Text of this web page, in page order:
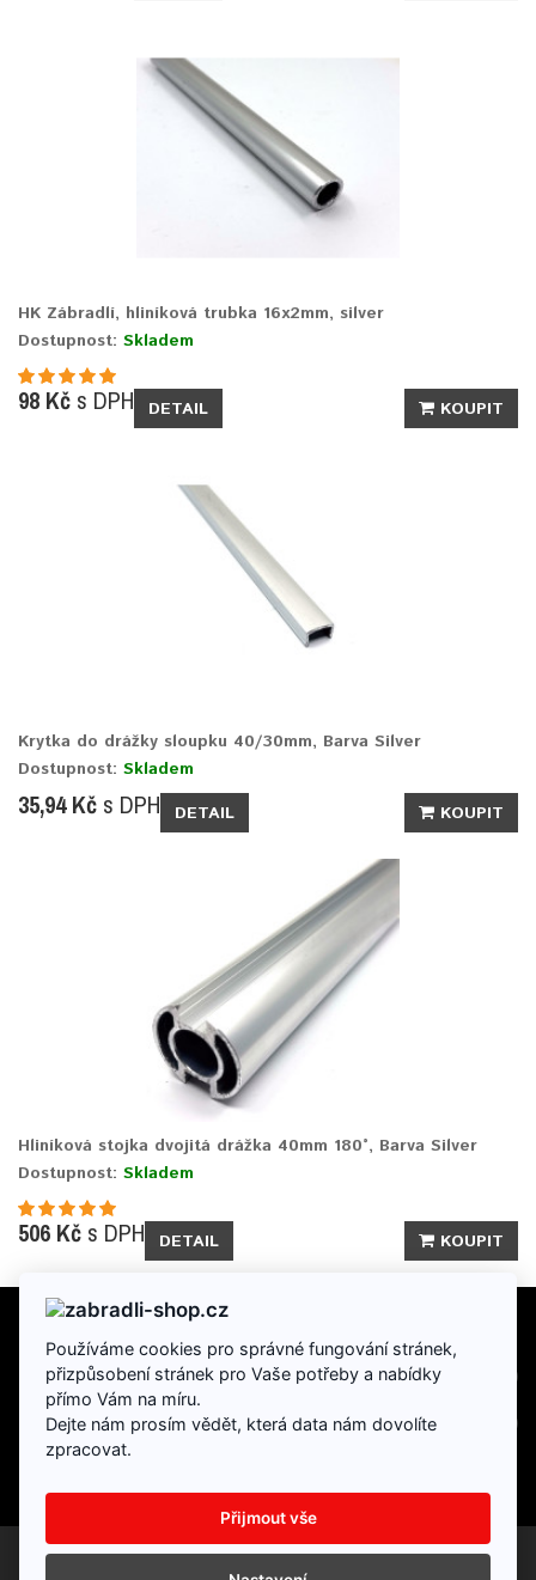
HK Zábradlí, hliníková trubka 16x2mm, silver
Dostupnost: Skladem
98 Kč s DPH DETAIL KOUPIT
Krytka do drážky sloupku 40/30mm, Barva Silver
Dostupnost: Skladem
35,94 Kč s DPH DETAIL KOUPIT
Hliníková stojka dvojitá drážka 40mm 180°, Barva Silver
Dostupnost: Skladem
506 Kč s DPH DETAIL KOUPIT
INFORMACE
DOPLŇKY
Partneský program
Reklamace
Používáme cookies pro správné fungování stránek,
přizpůsobení stránek pro Vaše potřeby a nabídky
přímo Vám na míru.
Dejte nám prosím vědět, která data nám dovolíte
zpracovat.
Přijmout vše